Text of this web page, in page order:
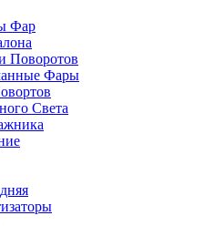
Фар
Поворотов
Фары
Света